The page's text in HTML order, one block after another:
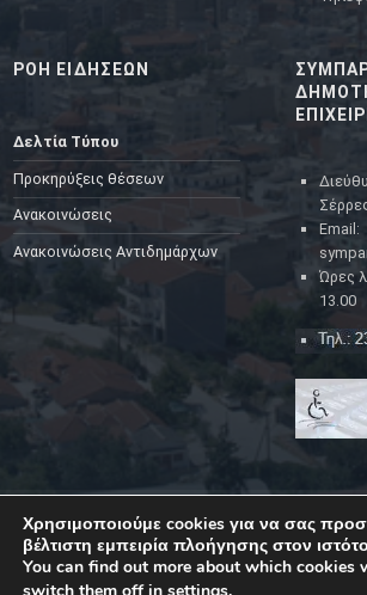
ΡΟΗ ΕΙΔΗΣΕΩΝ
Δελτία Τύπου
Προκηρύξεις θέσεων
Ανακοινώσεις
Ανακοινώσεις Αντιδημάρχων
Email:
Ώρες
13.00
© 2023Δήμος Σερρών |Back to top ↑
Χρησιμοποιούμε cookies για να σας
βέλτιστη εμπειρία πλοήγησης στον
You can find out more about which cookies